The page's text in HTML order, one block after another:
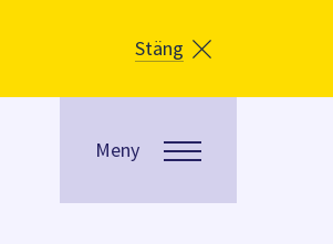
Stäng
Meny